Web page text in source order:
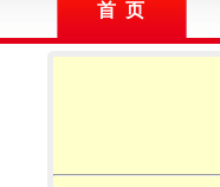
首 页